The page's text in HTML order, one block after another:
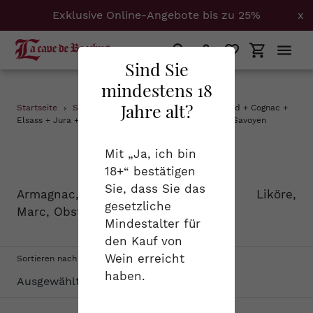
Sind Sie
mindestens 18
Jahre alt?
Mit „Ja, ich bin
18+“ bestätigen
Sie, dass Sie das
gesetzliche
Mindestalter für
den Kauf von
Wein erreicht
haben.
Direkt
zum
Exklusive Online-Angebote bis zu 25% x
Einloggen
Startseite › Spirituosen ›
0.7 + Armagnac + Burgund + Cognac +
Elsass + Jura + Pinot Noir + Pinot noir + Pinot-Noir + Savoyen
S
a
m
m
l
u
Spirituosen
Armagnac, Cognac, Calvados, Liköre,
Marc, Obstbrand...
Sortieren nach